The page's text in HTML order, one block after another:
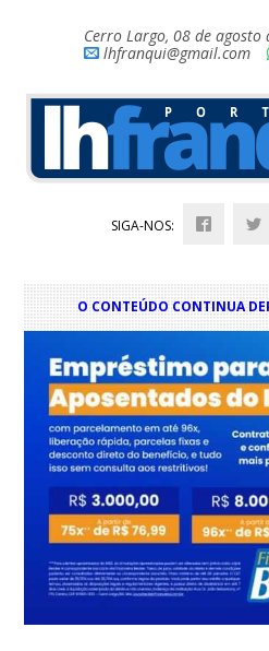
Cerro Largo, 08 de agosto
lhfranqui@gmail.com
SIGA-NOS:
O CONTEÚDO CONTINUA